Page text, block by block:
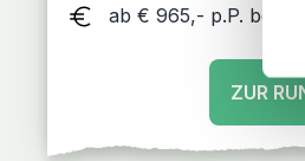
ab € 965,- p.P. bei 2
ZUR